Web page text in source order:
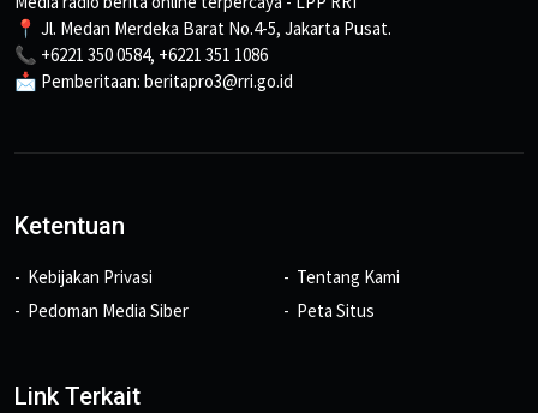
📍 Jl. Medan Merdeka Barat No.4-5, Jakarta Pusat.
📞 +6221 350 0584, +6221 351 1086
📩 Pemberitaan: beritapro3@rri.go.id
Ketentuan
Kebijakan Privasi
Pedoman Media Siber
Tentang Kami
Peta Situs
Link Terkait